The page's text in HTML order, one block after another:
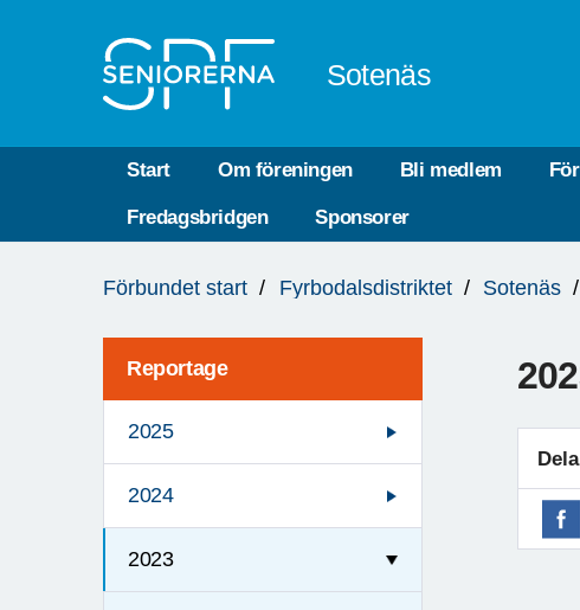
Sotenäs
Start Om föreningen Bli medlem
Fredagsbridgen Sponsorer
är
Förbundet start Fyrbodalsdistriktet Sotenäs
Reportage
2025
2024
2023